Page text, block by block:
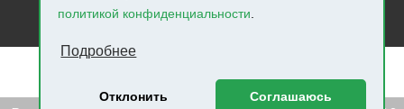
политикой конфиденциальности.
Подробнее
Отклонить Соглашаюсь